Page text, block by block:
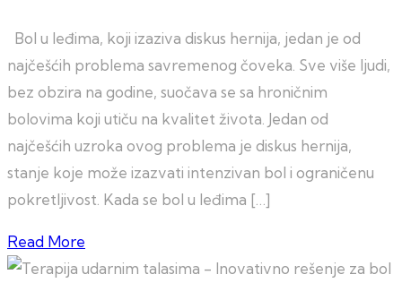
Bol u leđima, koji izaziva diskus hernija, jedan je od
najčešćih problema savremenog čoveka. Sve više ljudi,
bez obzira na godine, suočava se sa hroničnim
bolovima koji utiču na kvalitet života. Jedan od
najčešćih uzroka ovog problema je diskus hernija,
stanje koje može izazvati intenzivan bol i ograničenu
pokretljivost. Kada se bol u leđima […]
Read More